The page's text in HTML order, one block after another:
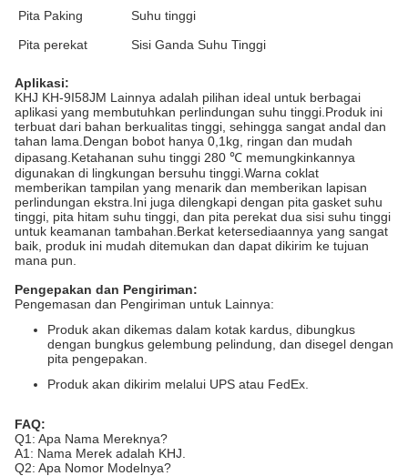
Pita Paking
Suhu tinggi
Pita perekat
Sisi Ganda Suhu Tinggi
Aplikasi:
KHJ KH-9I58JM Lainnya adalah pilihan ideal untuk berbagai
aplikasi yang membutuhkan perlindungan suhu tinggi.Produk ini
terbuat dari bahan berkualitas tinggi, sehingga sangat andal dan
tahan lama.Dengan bobot hanya 0,1kg, ringan dan mudah
dipasang.Ketahanan suhu tinggi 280 ℃ memungkinkannya
digunakan di lingkungan bersuhu tinggi.Warna coklat
memberikan tampilan yang menarik dan memberikan lapisan
perlindungan ekstra.Ini juga dilengkapi dengan pita gasket suhu
tinggi, pita hitam suhu tinggi, dan pita perekat dua sisi suhu tinggi
untuk keamanan tambahan.Berkat ketersediaannya yang sangat
baik, produk ini mudah ditemukan dan dapat dikirim ke tujuan
mana pun.
Pengepakan dan Pengiriman:
Pengemasan dan Pengiriman untuk Lainnya:
Produk akan dikemas dalam kotak kardus, dibungkus
dengan bungkus gelembung pelindung, dan disegel dengan
pita pengepakan.
Produk akan dikirim melalui UPS atau FedEx.
FAQ:
Q1: Apa Nama Mereknya?
A1: Nama Merek adalah KHJ.
Q2: Apa Nomor Modelnya?